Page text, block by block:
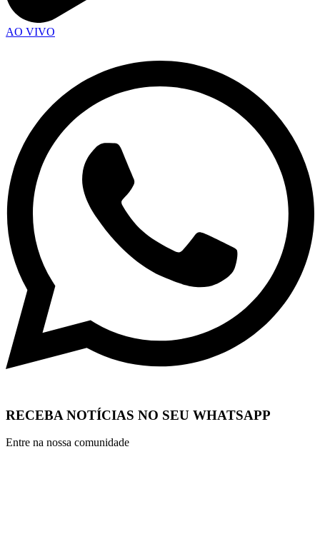
AO VIVO
RECEBA NOTÍCIAS NO SEU WHATSAPP
Entre na nossa comunidade